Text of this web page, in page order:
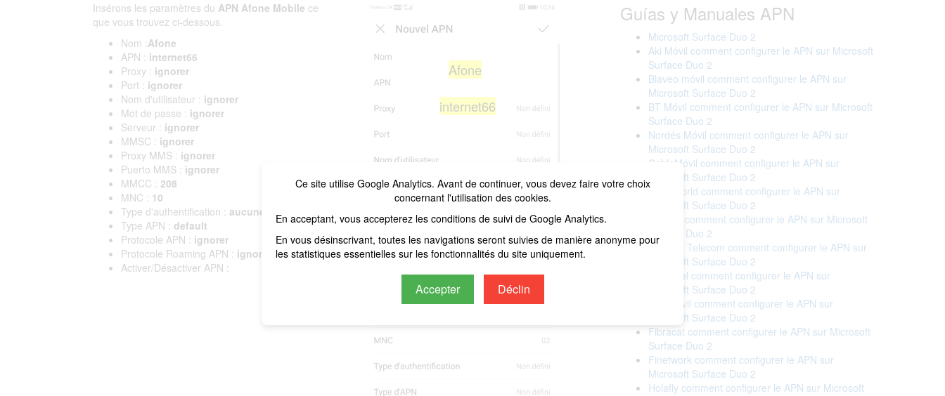
Ce site utilise Google Analytics. Avant de continuer, vous devez faire votre choix
concernant l'utilisation des cookies.
En acceptant, vous accepterez les conditions de suivi de Google Analytics.
En vous désinscrivant, toutes les navigations seront suivies de manière anonyme pour
les statistiques essentielles sur les fonctionnalités du site uniquement.
Accepter Déclin
Insérons les paramètres du APN Afone Mobile ce
que vous trouvez ci-dessous.
Nom :Afone
APN : internet66
Proxy : ignorer
Port : ignorer
Nom d'utilisateur : ignorer
Mot de passe : ignorer
Serveur : ignorer
MMSC : ignorer
Proxy MMS : ignorer
Puerto MMS : ignorer
MMCC : 208
MNC : 10
Type d'authentification : aucune
Type APN : default
Protocole APN : ignorer
Protocole Roaming APN : ignorer
Activer/Désactiver APN :
internet66
Afone
Guías y Manuales APN
Microsoft Surface Duo 2
Aki Móvil comment configurer le APN sur Microsoft
Surface Duo 2
Blaveo móvil comment configurer le APN sur
Microsoft Surface Duo 2
BT Móvil comment configurer le APN sur Microsoft
Surface Duo 2
Nordés Móvil comment configurer le APN sur
Microsoft Surface Duo 2
CableMóvil comment configurer le APN sur
Microsoft Surface Duo 2
Cableworld comment configurer le APN sur
Microsoft Surface Duo 2
Cellhire comment configurer le APN sur Microsoft
Surface Duo 2
Correos Telecom comment configurer le APN sur
Microsoft Surface Duo 2
Euskaltel comment configurer le APN sur
Microsoft Surface Duo 2
Eva Móvil comment configurer le APN sur
Microsoft Surface Duo 2
Fibracat comment configurer le APN sur Microsoft
Surface Duo 2
Finetwork comment configurer le APN sur
Microsoft Surface Duo 2
Holafly comment configurer le APN sur Microsoft